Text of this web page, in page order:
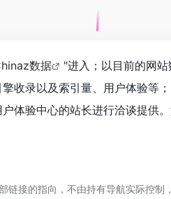
数据
"进入；以目前的网
收录以及索引量、用户体验等
体验中心的站长进行洽谈提供。
链接的指向，不由持有导航实际控制